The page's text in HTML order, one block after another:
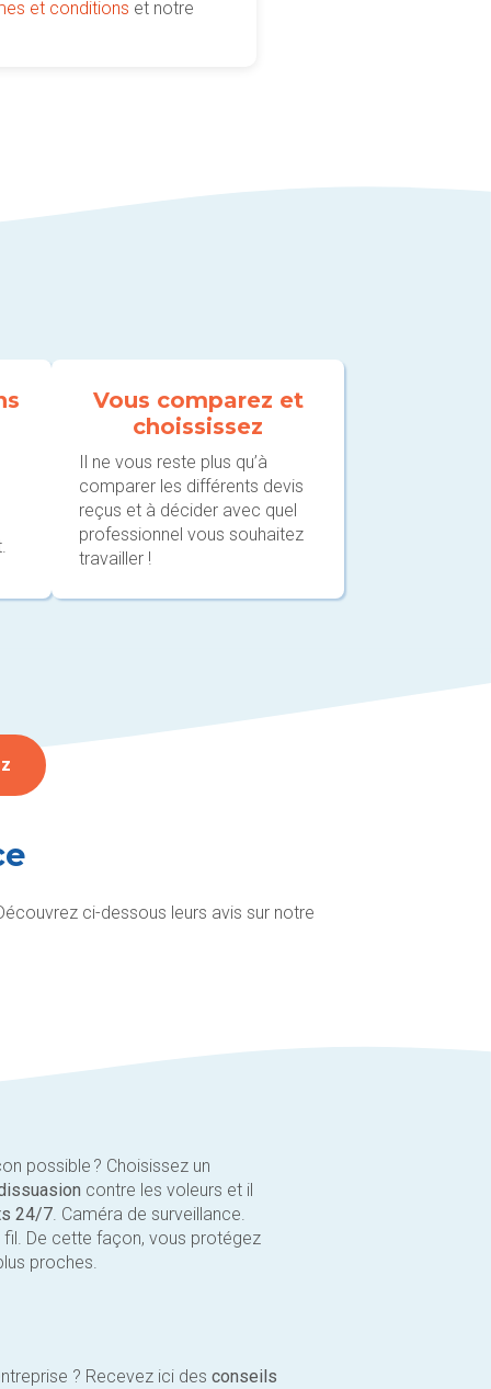
et conditions et notre
Vous comparez et
choississez
Il ne vous reste plus qu’à
comparer les différents devis
reçus et à décider avec quel
professionnel vous souhaitez
travailler !
ci-dessous leurs avis sur notre
possible ? Choisissez un
contre les voleurs et il
24/7. Caméra de surveillance.
De cette façon, vous protégez
proches.
? Recevez ici des conseils